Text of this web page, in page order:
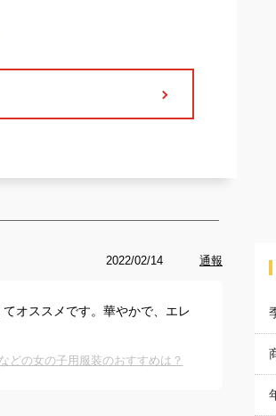
2022/02/14 通報
オススメです。華やかで、エレ
どの女の子用服装のおすすめは？